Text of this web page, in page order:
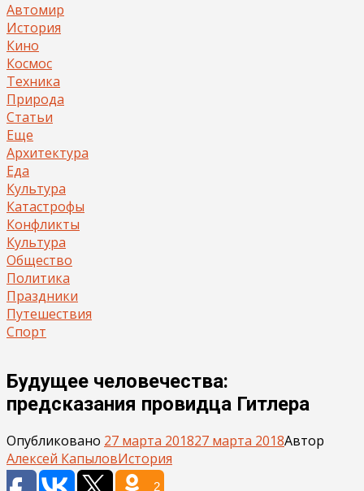
Автомир
История
Кино
Космос
Техника
Природа
Статьи
Еще
Архитектура
Еда
Культура
Катастрофы
Конфликты
Культура
Общество
Политика
Праздники
Путешествия
Спорт
Будущее человечества:
предсказания провидца Гитлера
Опубликовано 27 марта 201827 марта 2018Автор
Алексей КапыловИстория
2